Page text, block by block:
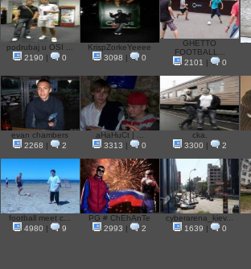
podrubaj u OSI ...
2190
0
KrispZorkeYeeee
3098
0
GHETTO
FOOTBALL...
2101
0
evan chambers
2268
2
aHaHuCt | ...
3313
0
сka.
3300
2
football meet c...
4980
9
PG # ChEhAnTe
2993
2
cyberarena_kiev...
1639
0